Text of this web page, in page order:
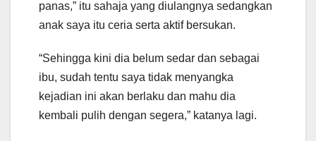
panas,” itu sahaja yang diulangnya sedangkan
anak saya itu ceria serta aktif bersukan.
“Sehingga kini dia belum sedar dan sebagai
ibu, sudah tentu saya tidak menyangka
kejadian ini akan berlaku dan mahu dia
kembali pulih dengan segera,” katanya lagi.